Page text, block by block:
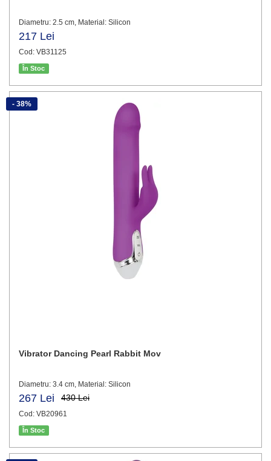
Diametru: 2.5 cm, Material: Silicon
217 Lei
Cod: VB31125
În Stoc
Vibrator Dancing Pearl Rabbit Mov
Diametru: 3.4 cm, Material: Silicon
267 Lei 430 Lei
Cod: VB20961
În Stoc
- 38%